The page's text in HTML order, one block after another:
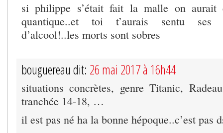
si philippe s’était fait la malle on
quantique..et toi t’aurais sentu ses
d’alcool!..les morts sont sobres
bouguereau dit: 26 mai 2017 à 16h44
situations concrètes, genre Titanic,
tranchée 14-18, …
il est pas né ha la bonne hépoque..c’est pas